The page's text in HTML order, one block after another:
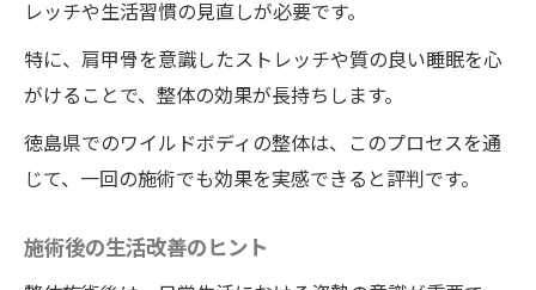
レッチや生活習慣の見直しが必要です。
特に、肩甲骨を意識したストレッチや質の良い睡眠を心
がけることで、整体の効果が長持ちします。
徳島県でのワイルドボディの整体は、このプロセスを通
じて、一回の施術でも効果を実感できると評判です。
施術後の生活改善のヒント